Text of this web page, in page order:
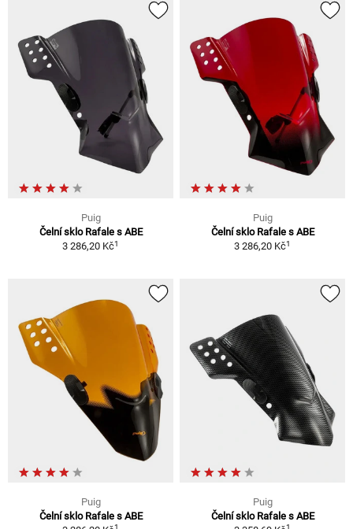
Puig
Čelní sklo Rafale s ABE
3 286,20 Kč1
Puig
Čelní sklo Rafale s ABE
3 286,20 Kč1
Puig
Čelní sklo Rafale s ABE
1
Puig
Čelní sklo Rafale s ABE
1